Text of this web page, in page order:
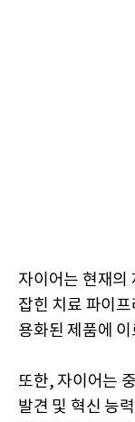
자이어는 현재의
잡힌 치료 파이
용화된 제품에
또한, 자이어는
발견 및 혁신 능